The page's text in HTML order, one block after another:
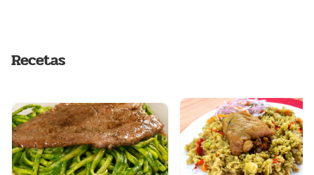
Recetas